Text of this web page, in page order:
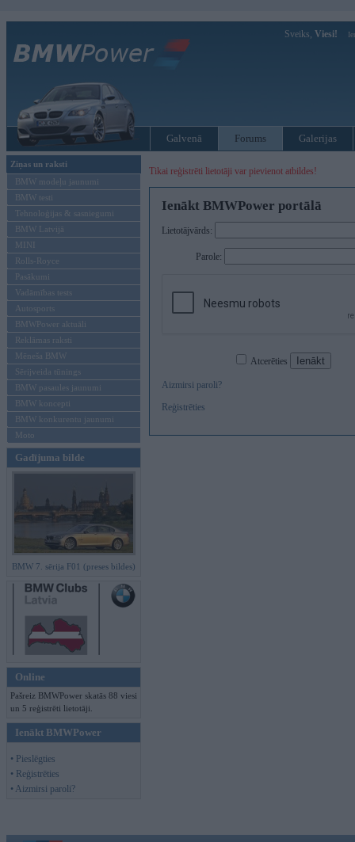
Sveiks, Viesi!
Galvenā Forums Galerijas
Ziņas un raksti
BMW modeļu jaunumi
BMW testi
Tehnoloģijas & sasniegumi
BMW Latvijā
MINI
Rolls-Royce
Pasākumi
Vadāmības tests
Autosports
BMWPower aktuāli
Reklāmas raksti
Mēneša BMW
Sērijveida tūnings
BMW pasaules jaunumi
BMW koncepti
BMW konkurentu jaunumi
Moto
Gadījuma bilde
BMW 7. sērija F01 (preses bildes)
Online
Pašreiz BMWPower skatās 88 viesi
un 5 reģistrēti lietotāji.
Ienākt BMWPower
• Pieslēgties
• Reģistrēties
• Aizmirsi paroli?
Tikai reģistrēti lietotāji var pievienot atbildes!
Ienākt BMWPower portālā
Lietotājvārds:
Parole:
Atcerēties
Aizmirsi paroli?
Reģistrēties